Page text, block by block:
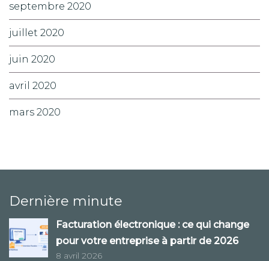
septembre 2020
juillet 2020
juin 2020
avril 2020
mars 2020
Dernière minute
Facturation électronique : ce qui change
pour votre entreprise à partir de 2026
8 avril 2026